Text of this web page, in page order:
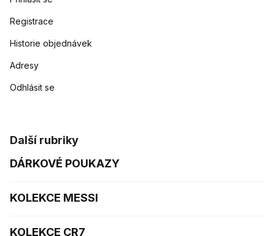
Registrace
Historie objednávek
Adresy
Odhlásit se
Další rubriky
DÁRKOVÉ POUKAZY
KOLEKCE MESSI
KOLEKCE CR7